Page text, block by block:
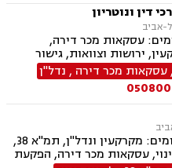
דין ונוטריון
עסקאות מכר דירה,
ירושות וצוואות, גישור
נדל"ן, נוטריון, ערבויות
, תמ"א 38, ליקויי בנייה, בנקים, סדר דין
הסכמי ממון, קבוצות
ייפוי כח מתמשך
עסקאות מכר דירה , נדל"ן
משרדנו עוסק בתחומים: מקרקעין ונדל"ן, תמ"א 38,
עסקאות מכר דירה, הפקעת